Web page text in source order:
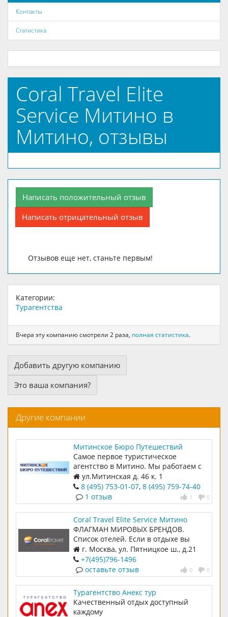
Контакты
Статистика
Coral Travel Elite
Service Митино в
Митино, отзывы
Написать положительный отзыв
Написать отрицательный отзыв
Отзывов еще нет, станьте первым!
Категории:
Турагентства
Вчера эту компанию смотрели 2 раза, полная статистика.
Добавить другую компанию
Это ваша компания?
Другие компании
Митинское Бюро Путешествий
Самое первое туристическое
агентство в Митино. Мы работаем с
1996 года
ул.Митинская д. 46 к. 1
8 (495) 753-01-07, 8 (495) 759-74-40
1 0
1 отзыв
Coral Travel Elite Service Митино
ФЛАГМАН МИРОВЫХ БРЕНДОВ.
Список отелей. Если в отдыхе вы
цените прежде всего качественный
сервис, и всегда выбираете только
лучшее, то нам с вами по пути! Coral
Travel собрал образцовые
компоненты для идеального отдыха.
Отели высочайшего качества,
которые являются абсолютными
г. Москва, ул. Пятницкое ш., д.21
+7(495)796-1496
0 0
оставьте отзыв
Турагентство Анекс тур
Качественный отдых доступный
каждому